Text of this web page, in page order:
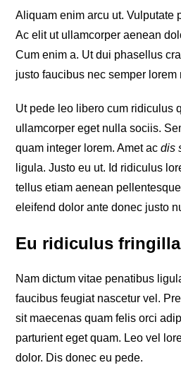
Aliquam enim arcu ut. Vulputate
Ac elit ut ullamcorper aenean
Cum enim a. Ut dui phasellus
justo faucibus nec semper lorem
Ut pede leo libero cum ridiculus
ullamcorper eget nulla sociis.
quam integer lorem. Amet acdis
ligula. Justo eu ut. Id ridiculus
tellus etiam aenean
eleifend dolor ante donec justo
Eu ridiculus fringilla
Nam dictum vitae penatibus
faucibus feugiat nascetur vel.
sit maecenas quam felis orci
parturient eget quam. Leo vel
dolor. Dis donec eu pede.